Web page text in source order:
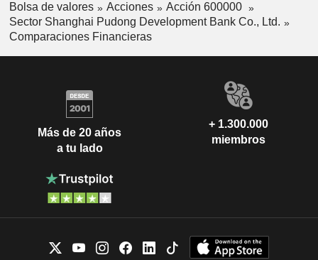
Bolsa de valores Acciones
Acción 600000
Sector Shanghai Pudong Development Bank Co., Ltd.
Comparaciones Financieras
Más de 20 años
a tu lado
+ 1.300.000
miembros